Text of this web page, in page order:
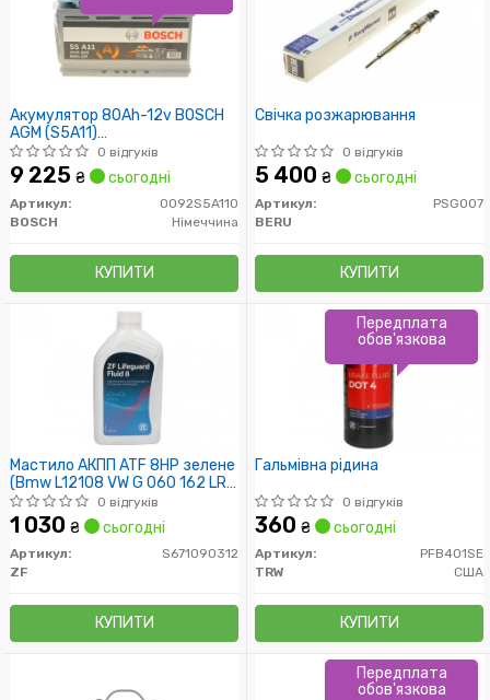
Акумулятор 80Ah-12v BOSCH
AGM (S5A11)
(315x175x190),R,EN800
0 відгуків
9 225 ₴ сьогодні
Артикул:
0092S5A110
BOSCH
Німеччина
КУПИТИ
Свічка розжарювання
0 відгуків
5 400 ₴ сьогодні
Артикул:
PSG007
BERU
КУПИТИ
Мастило АКПП ATF 8HP зелене
(Bmw L12108 VW G 060 162 LR
023288) 1L
0 відгуків
1 030 ₴ сьогодні
Артикул:
S671090312
ZF
КУПИТИ
Гальмівна рідина
0 відгуків
360 ₴ сьогодні
Артикул:
PFB401SE
TRW
США
КУПИТИ
Передплата
обов'язкова
Передплата
обов'язкова